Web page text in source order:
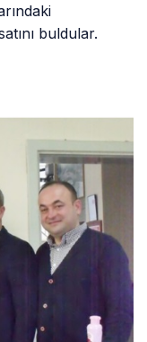
buldular.